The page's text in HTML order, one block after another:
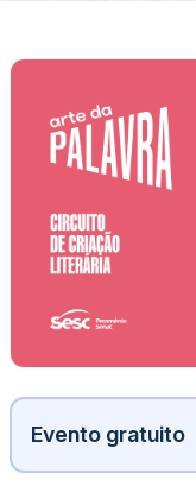
Evento gratuito